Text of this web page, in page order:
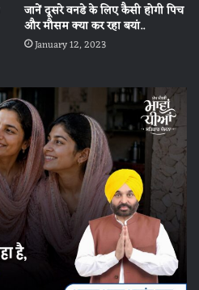
जानें दूसरे वनडे के लिए कैसी होगी पिच
और मौसम क्‍या कर रहा बयां..
January 12, 2023